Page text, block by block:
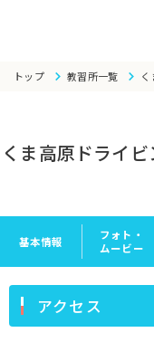
トップ 教習所一覧
くま高原ドライ
基本情報
フォト・
ムービー
アクセス